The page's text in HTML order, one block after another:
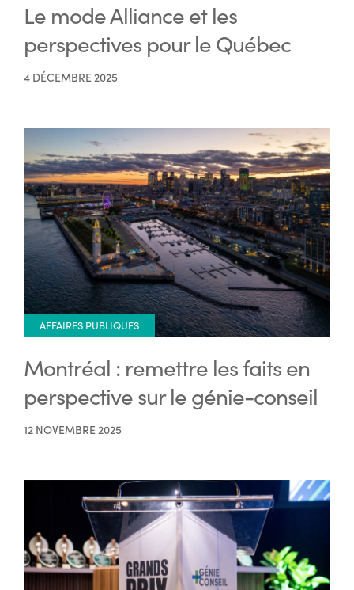
Le mode Alliance et les
perspectives pour le Québec
4 DÉCEMBRE 2025
AFFAIRES PUBLIQUES
Montréal : remettre les faits en
perspective sur le génie-conseil
12 NOVEMBRE 2025